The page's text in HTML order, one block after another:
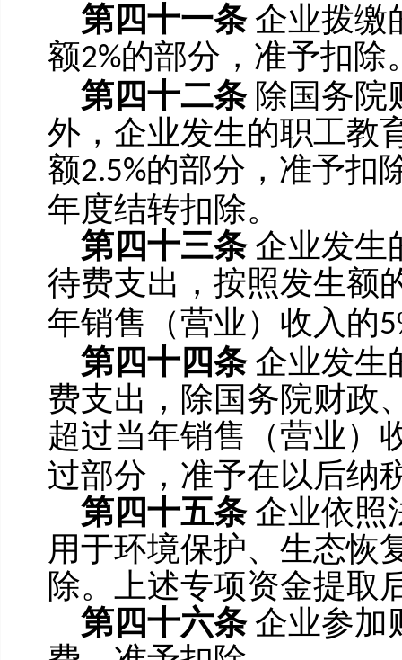
第四十一条 企业拨缴
额2%的部分，准予扣除
第四十二条 除国务院
外，企业发生的职工教
额2.5%的部分，准予扣
年度结转扣除。
第四十三条 企业发生
待费支出，按照发生额
年销售（营业）收入的5
第四十四条 企业发生
费支出，除国务院财政
超过当年销售（营业）
过部分，准予在以后纳
第四十五条 企业依照
用于环境保护、生态恢
除。上述专项资金提取
第四十六条 企业参加